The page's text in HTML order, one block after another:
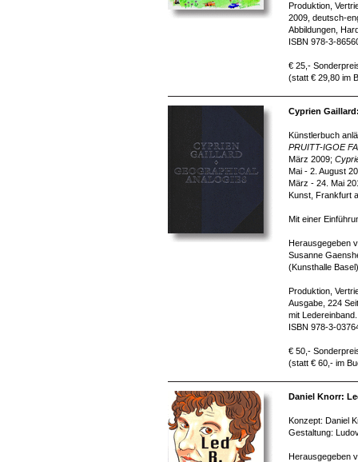
Produktion,
2009, deutsch-
Abbildungen,
ISBN 978-3-
€ 25,-
(statt € 29,80 im
Cyprien
Künstlerbuch
PRUITT-IGOE
März 2009;
Mai - 2. August
März - 24. Mai
Kunst, Frankfurt
Mit einer
Herausgegeben
Susanne
(Kunsthalle
Produktion,
Ausgabe, 224
mit Ledereinband.
ISBN 978-3-
€ 50,-
(statt € 60,- im
Daniel Knorr:
Konzept: Daniel
Gestaltung:
Herausgegeben